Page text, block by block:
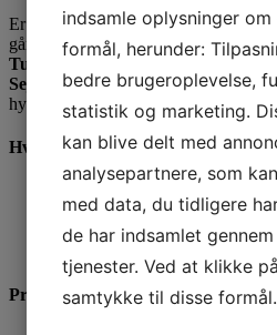
Er du klar til at få trimmet båden og
går i gang?
Tune-Up Folkebåd
er det
Sejlklub, hvor Folkebådssejlere
hyggeligt samvær og en perfekt start
Hvorfor deltage?
Perfekt opvarmning
Fokus på trim og fart– få
Socialt fællesskabmed
i
Programmet
indsamle oplysninger
formål, herunder:
bedre brugeroplevelse,
statistik og marketing.
kan blive delt med
analysepartnere, som
med data, du tidligere
de har indsamlet
tjenester. Ved at klikke
samtykke til disse formål.